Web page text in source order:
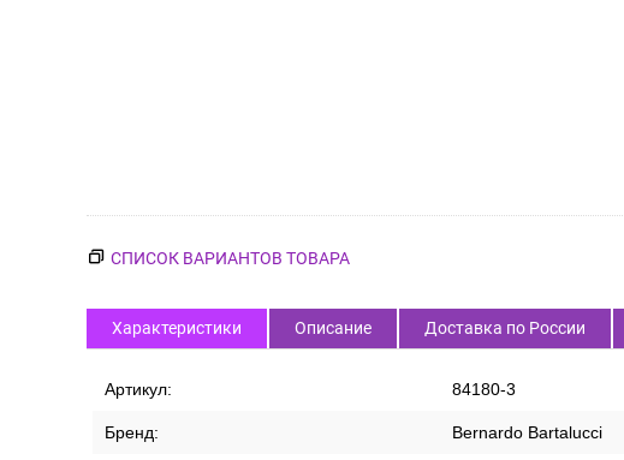
СПИСОК ВАРИАНТОВ ТОВАРА
Характеристики Описание Доставка по России
Артикул: 84180-3
Бренд: Bernardo Bartalucci